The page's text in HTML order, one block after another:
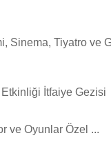
Sinema, Tiyatro ve
Etkinliği İtfaiye
ve Oyunlar Özel ...